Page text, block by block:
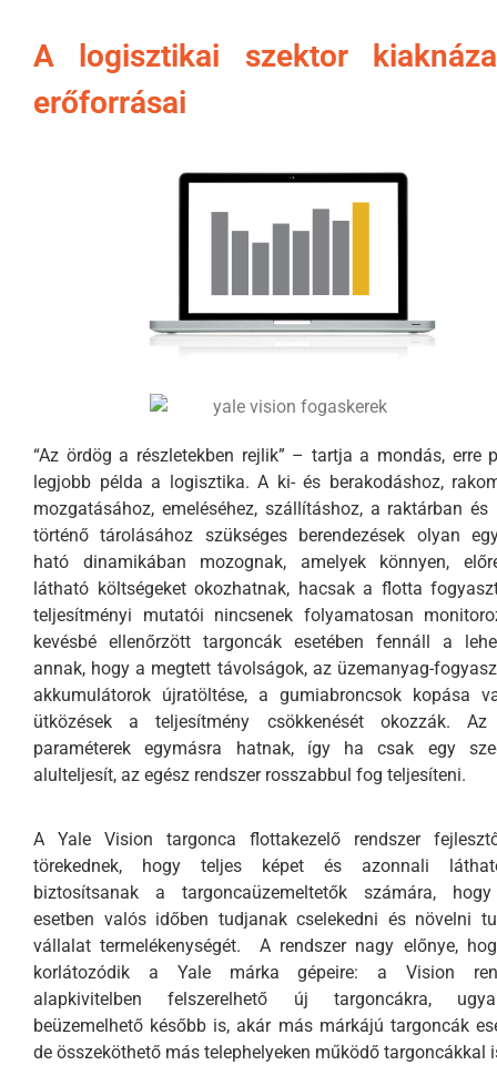
A logisztikai szektor
erőforrásai
“Az ördög a részletekben rejlik” – tartja a mondás, erre
legjobb példa a logisztika. A ki- és berakodáshoz,
mozgatásához, emeléséhez, szállításhoz, a raktárban és
történő tárolásához szükséges berendezések olyan
ható dinamikában mozognak, amelyek könnyen,
látható költségeket okozhatnak, hacsak a flotta
teljesítményi mutatói nincsenek folyamatosan
kevésbé ellenőrzött targoncák esetében fennáll a
annak, hogy a megtett távolságok, az üzemanyag-
akkumulátorok újratöltése, a gumiabroncsok kopása
ütközések a teljesítmény csökkenését okozzák. Az
paraméterek egymásra hatnak, így ha csak egy
alulteljesít, az egész rendszer rosszabbul fog teljesíteni.
A Yale Vision targonca flottakezelő rendszer
törekednek, hogy teljes képet és azonnali
biztosítsanak a targoncaüzemeltetők számára,
esetben valós időben tudjanak cselekedni és növelni
vállalat termelékenységét. A rendszer nagy előnye,
korlátozódik a Yale márka gépeire: a Vision
alapkivitelben felszerelhető új targoncákra,
beüzemelhető később is, akár más márkájú targoncák
de összeköthető más telephelyeken működő targoncákkal